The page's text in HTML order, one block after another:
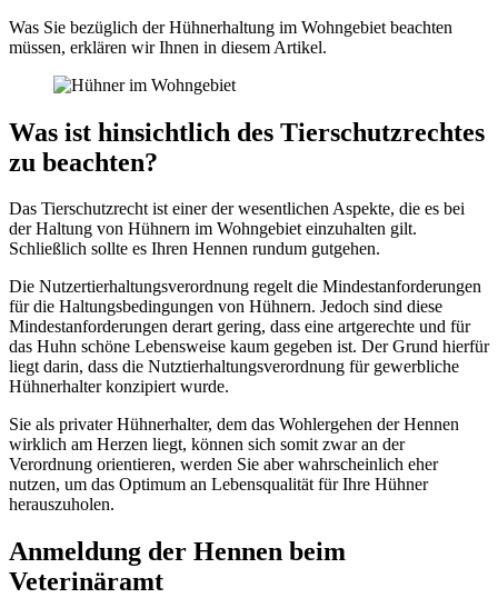
Was Sie bezüglich der Hühnerhaltung im Wohngebiet beachten
müssen, erklären wir Ihnen in diesem Artikel.
Was ist hinsichtlich des Tierschutzrechtes
zu beachten?
Das Tierschutzrecht ist einer der wesentlichen Aspekte, die es bei
der Haltung von Hühnern im Wohngebiet einzuhalten gilt.
Schließlich sollte es Ihren Hennen rundum gutgehen.
Die Nutzertierhaltungsverordnung regelt die Mindestanforderungen
für die Haltungsbedingungen von Hühnern. Jedoch sind diese
Mindestanforderungen derart gering, dass eine artgerechte und für
das Huhn schöne Lebensweise kaum gegeben ist. Der Grund hierfür
liegt darin, dass die Nutztierhaltungsverordnung für gewerbliche
Hühnerhalter konzipiert wurde.
Sie als privater Hühnerhalter, dem das Wohlergehen der Hennen
wirklich am Herzen liegt, können sich somit zwar an der
Verordnung orientieren, werden Sie aber wahrscheinlich eher
nutzen, um das Optimum an Lebensqualität für Ihre Hühner
herauszuholen.
Anmeldung der Hennen beim
Veterinäramt